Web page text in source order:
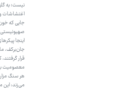
اغتشاشات
جایی که
اینجا
جان‌برکف،
قرار
معصومیت
هر سنگ
می‌زند: